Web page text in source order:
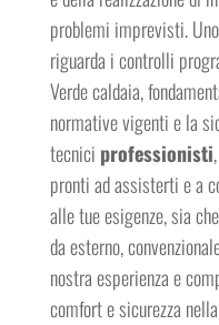
problemi imprevisti.
riguarda i controlli
Verde caldaia,
normative vigenti e la
tecnici professionisti,
pronti ad assisterti e a
alle tue esigenze, sia
da esterno,
nostra esperienza e
comfort e sicurezza